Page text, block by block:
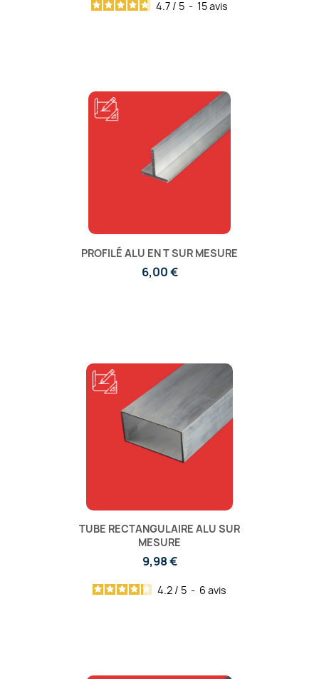
4.7 / 5 - 15avis
PROFILÉ ALU EN T SUR MESURE
6,00 €
TUBE RECTANGULAIRE ALU SUR
MESURE
9,98 €
4.2 / 5 - 6 avis